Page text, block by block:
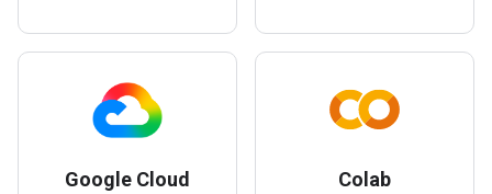
Google Cloud Colab